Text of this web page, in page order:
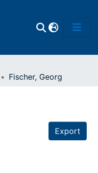
Fischer, Georg
Export